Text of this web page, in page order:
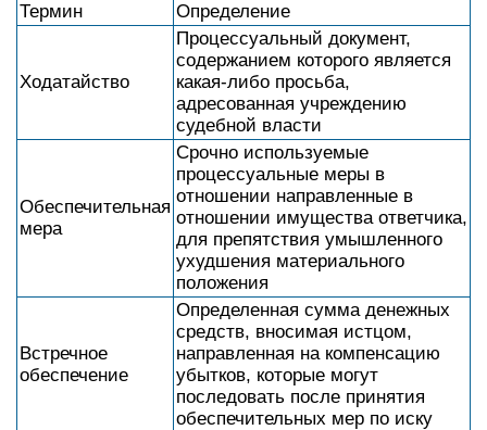
Термин Определение
Ходатайство
Процессуальный документ,
содержанием которого является
какая-либо просьба,
адресованная учреждению
судебной власти
Обеспечительная
мера
Срочно используемые
процессуальные меры в
отношении направленные в
отношении имущества ответчика,
для препятствия умышленного
ухудшения материального
положения
Встречное
обеспечение
Определенная сумма денежных
средств, вносимая истцом,
направленная на компенсацию
убытков, которые могут
последовать после принятия
обеспечительных мер по иску